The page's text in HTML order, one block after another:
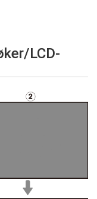
LCD-